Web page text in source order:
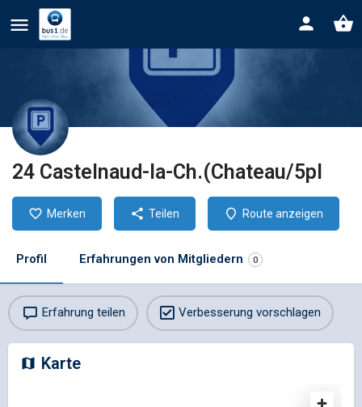
24 Castelnaud-la-Ch.(Chateau/5pl
Merken Teilen Route anzeigen
Profil Erfahrungen von Mitgliedern 0
Erfahrung teilen Verbesserung vorschlagen
Karte